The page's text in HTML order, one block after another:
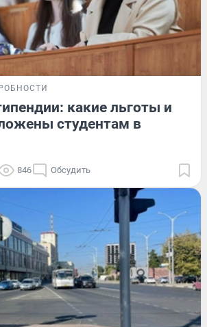
какие льготы и
студентам в
846 Обсудить